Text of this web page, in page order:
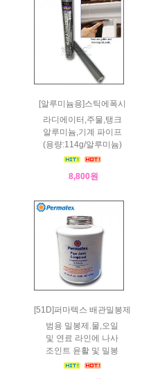
[알루미늄용]스틱에폭시
라디에이터,주물,탱크
알루미늄,기계 파이프
(용량:114g/알루미늄)
8,800원
[51D]퍼마텍스 배관밀봉제
범용 밀봉제.물,오일
및 연료 라인에 나사
조인트 윤활 및 밀봉